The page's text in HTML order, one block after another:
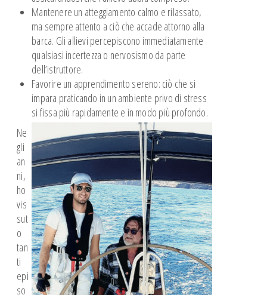
Mantenere un atteggiamento calmo e rilassato,
ma sempre attento a ciò che accade attorno alla
barca. Gli allievi percepiscono immediatamente
qualsiasi incertezza o nervosismo da parte
dell’istruttore.
Favorire un apprendimento sereno: ciò che si
impara praticando in un ambiente privo di stress
si fissa più rapidamente e in modo più profondo.
Ne
gli
an
ni,
ho
vis
sut
o
tan
ti
epi
so